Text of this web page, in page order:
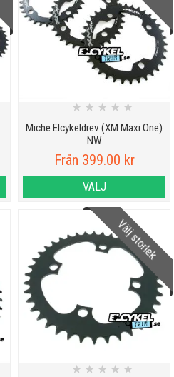
Miche Elcykeldrev (XM Maxi One)
NW
★ ★ ★ ★ ★
Från 399.00 kr
VÄLJ
Välj storlek
★ ★ ★ ★ ★